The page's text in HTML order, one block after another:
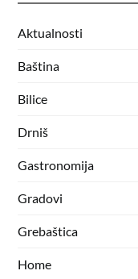
Aktualnosti
Baština
Bilice
Drniš
Gastronomija
Gradovi
Grebaštica
Home